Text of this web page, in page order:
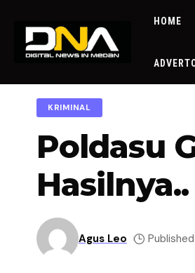
HOME
KRIMINAL
Poldasu
Hasilnya..
Agus Leo